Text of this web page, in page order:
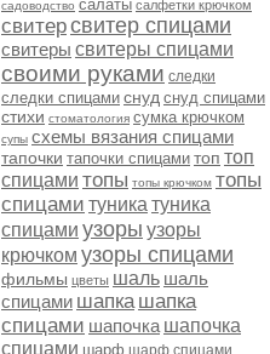
садоводство салаты салфетки крючком
свитерсвитер спицами
свитеры свитеры спицами
своими руками следки
следки спицами снуд снуд спицами
стихи стоматология сумка крючком
супы схемы вязания спицами
тапочки тапочки спицами топ топ
спицами топы топы крючком топы
спицами туника туника
спицами узоры узоры
крючком узоры спицами
фильмы цветы шаль шаль
спицами шапка шапка
спицами шапочка шапочка
спицами шарф шарф спицами